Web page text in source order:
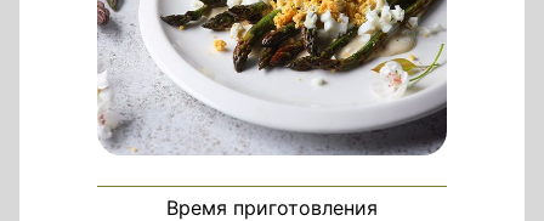
Время приготовления